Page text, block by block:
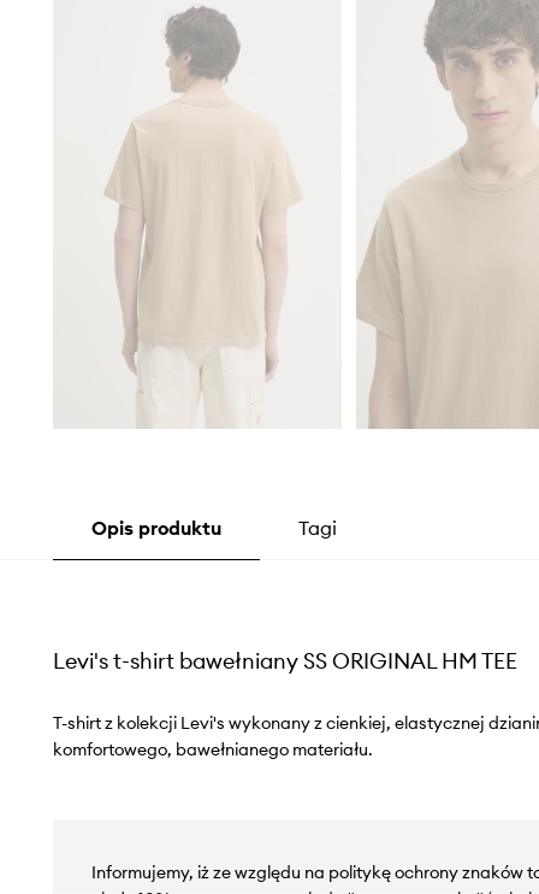
Opis produktu Tagi
Levi's t-shirt bawełniany SS ORIGINAL HM TEE
T-shirt z kolekcji Levi's wykonany z cienkiej, elastycznej
komfortowego, bawełnianego materiału.
Informujemy, iż ze względu na politykę ochrony znaków